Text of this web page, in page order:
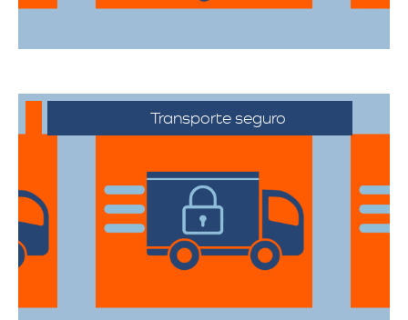
Transporte seguro
Los vehículos están equipados con
tecnología avanzada para asegurar que
cada artículo llegue en perfecto estado a
su destino.